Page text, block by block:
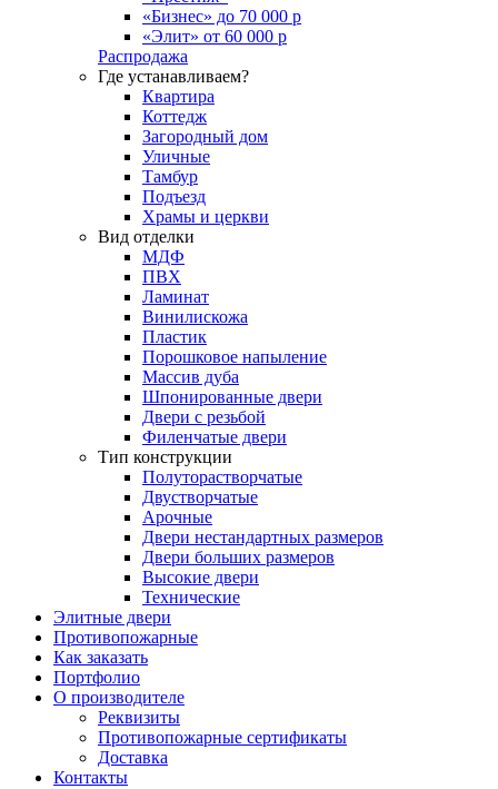
«Бизнес» до 70 000 р
«Элит» от 60 000 р
Распродажа
Где устанавливаем?
Квартира
Коттедж
Загородный дом
Уличные
Тамбур
Подъезд
Храмы и церкви
Вид отделки
МДФ
ПВХ
Ламинат
Винилискожа
Пластик
Порошковое напыление
Массив дуба
Шпонированные двери
Двери с резьбой
Филенчатые двери
Тип конструкции
Полуторастворчатые
Двустворчатые
Арочные
Двери нестандартных размеров
Двери больших размеров
Высокие двери
Технические
Элитные двери
Противопожарные
Как заказать
Портфолио
О производителе
Реквизиты
Противопожарные сертификаты
Доставка
Контакты